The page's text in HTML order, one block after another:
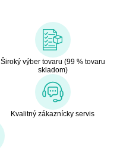
Široký výber tovaru (99 % tovaru
skladom)
Kvalitný zákaznícky servis